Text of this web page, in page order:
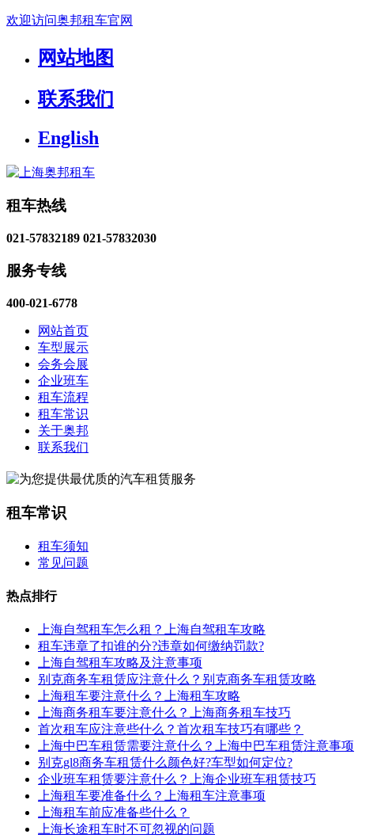
欢迎访问奥邦租车官网
网站地图
联系我们
English
租车热线
021-57832189 021-57832030
服务专线
400-021-6778
网站首页
车型展示
会务会展
企业班车
租车流程
租车常识
关于奥邦
联系我们
租车常识
租车须知
常见问题
热点排行
上海自驾租车怎么租？上海自驾租车攻略
租车违章了扣谁的分?违章如何缴纳罚款?
上海自驾租车攻略及注意事项
别克商务车租赁应注意什么？别克商务车租赁攻略
上海租车要注意什么？上海租车攻略
上海商务租车要注意什么？上海商务租车技巧
首次租车应注意些什么？首次租车技巧有哪些？
上海中巴车租赁需要注意什么？上海中巴车租赁注意事项
别克gl8商务车租赁什么颜色好?车型如何定位?
企业班车租赁要注意什么？上海企业班车租赁技巧
上海租车要准备什么？上海租车注意事项
上海租车前应准备些什么？
上海长途租车时不可忽视的问题